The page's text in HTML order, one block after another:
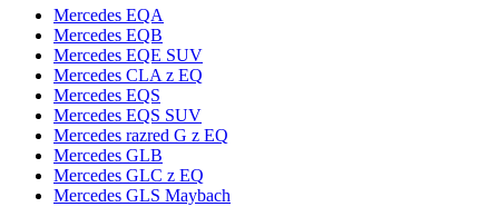
Mercedes EQA
Mercedes EQB
Mercedes EQE SUV
Mercedes CLA z EQ
Mercedes EQS
Mercedes EQS SUV
Mercedes razred G z EQ
Mercedes GLB
Mercedes GLC z EQ
Mercedes GLS Maybach